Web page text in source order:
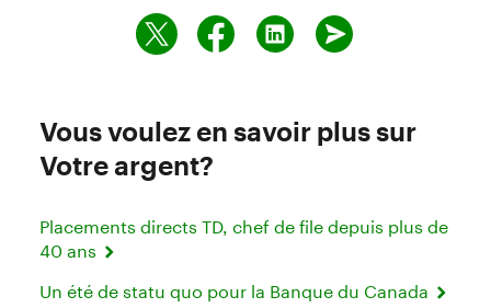
Vous voulez en savoir plus sur
Votre argent?
Placements directs TD, chef de file depuis plus de
40 ans
Un été de statu quo pour la Banque du Canada